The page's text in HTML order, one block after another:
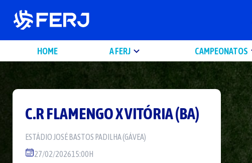
HOME A FERJ CAMPEONATOS
C.R FLAMENGOXVITÓRIA (BA)
ESTÁDIO JOSÉ BASTOS PADILHA (GÁVEA)
27/02/202615:00H